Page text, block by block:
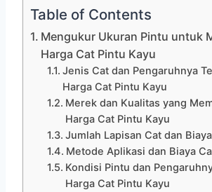
Table of Contents
Mengukur Ukuran Pintu untuk
Harga Cat Pintu Kayu
Jenis Cat dan Pengaruhnya
Harga Cat Pintu Kayu
Merek dan Kualitas yang
Harga Cat Pintu Kayu
Jumlah Lapisan Cat dan
Metode Aplikasi dan Biaya
Kondisi Pintu dan
Harga Cat Pintu Kayu